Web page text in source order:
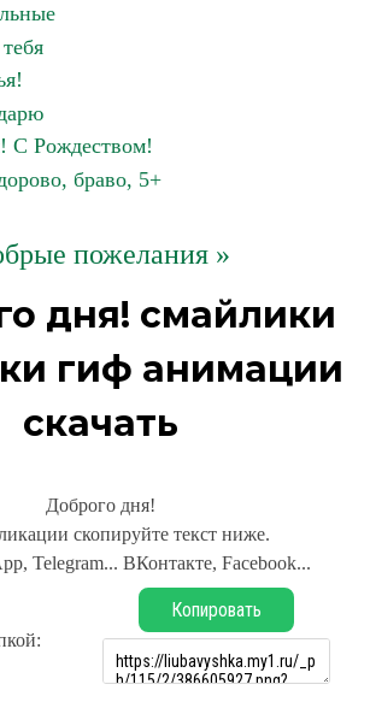
С Рождеством!
браво, 5+
пожелания »
дня! смайлики
гиф анимации
скачать
Доброго дня!
скопируйте текст ниже.
Telegram... ВКонтакте, Facebook...
Копировать